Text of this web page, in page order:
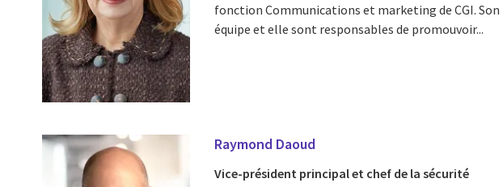
fonction Communications et marketing de CGI. Son
équipe et elle sont responsables de promouvoir...
Raymond Daoud
Vice-président principal et chef de la sécurité